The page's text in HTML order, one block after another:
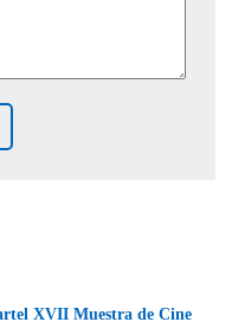
XVII Muestra de Cine